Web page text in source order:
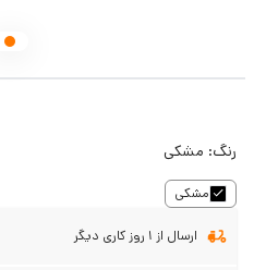
رنگ: مشکی
مشکی
ارسال از 1 روز کاری دیگر